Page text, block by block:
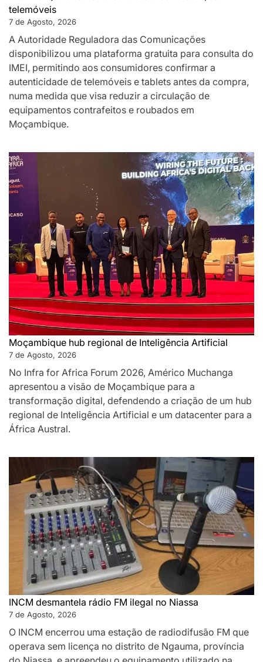
telemóveis
7 de Agosto, 2026
A Autoridade Reguladora das Comunicações
disponibilizou uma plataforma gratuita para consulta do
IMEI, permitindo aos consumidores confirmar a
autenticidade de telemóveis e tablets antes da compra,
numa medida que visa reduzir a circulação de
equipamentos contrafeitos e roubados em
Moçambique.
Moçambique hub regional de Inteligência Artificial
7 de Agosto, 2026
No Infra for Africa Forum 2026, Américo Muchanga
apresentou a visão de Moçambique para a
transformação digital, defendendo a criação de um hub
regional de Inteligência Artificial e um datacenter para a
África Austral.
INCM desmantela rádio FM ilegal no Niassa
7 de Agosto, 2026
O INCM encerrou uma estação de radiodifusão FM que
operava sem licença no distrito de Ngauma, província